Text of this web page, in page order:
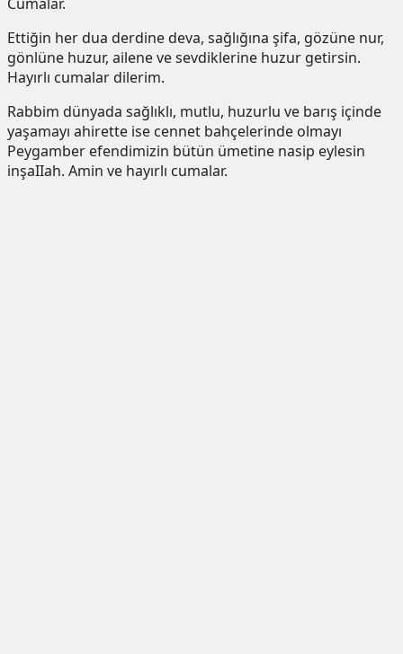
Ettiğin her dua derdine deva, sağlığına şifa, gözüne nur,
gönlüne huzur, ailene ve sevdiklerine huzur getirsin.
Hayırlı cumalar dilerim.
Rabbim dünyada sağlıklı, mutlu, huzurlu ve barış içinde
yaşamayı ahirette ise cennet bahçelerinde olmayı
Peygamber efendimizin bütün ümetine nasip eylesin
inşaIIah. Amin ve hayırlı cumalar.